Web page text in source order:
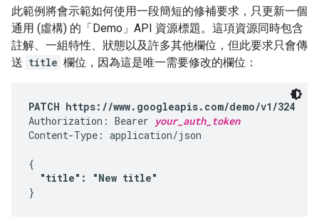
此範例將會示範如何使用一段簡短的修補要求，只更新一個
通用 (虛構) 的「Demo」API 資源標題。這項資源同時包含
註解、一組特性、狀態以及許多其他欄位，但此要求只會傳
送 title 欄位，因為這是唯一需要修改的欄位：
PATCH https://www.googleapis.com/demo/v1/324
Authorization: Bearer your_auth_token
Content-Type: application/json
{
"title": "New title"
}